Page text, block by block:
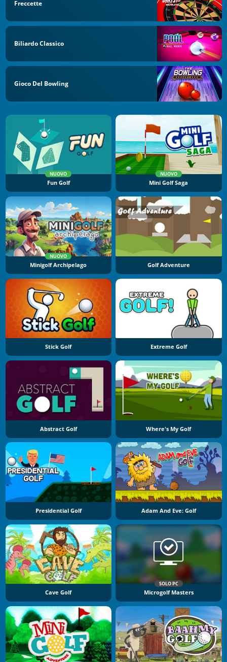
Freccette
Biliardo Classico
Gioco Del Bowling
NUOVO
Fun Golf
NUOVO
Mini Golf Saga
NUOVO
Minigolf Archipelago Golf Adventure
Stick Golf Extreme Golf
Abstract Golf Where's My Golf
Presidential Golf Adam And Eve: Golf
Cave Golf
SOLO PC
Microgolf Masters